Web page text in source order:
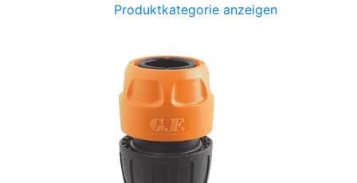
Produktkategorie anzeigen